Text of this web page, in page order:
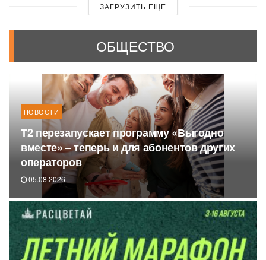
ЗАГРУЗИТЬ ЕЩЕ
ОБЩЕСТВО
НОВОСТИ
Т2 перезапускает программу «Выгодно
вместе» – теперь и для абонентов других
операторов
05.08.2026